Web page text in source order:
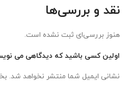
نقد و بررسی‌ها
هنوز بررسی‌ای ثبت نشده است.
اولین کسی باشید که دیدگاهی می نویسد “لوله پلی اتیلن
نشانی ایمیل شما منتشر نخواهد شد.